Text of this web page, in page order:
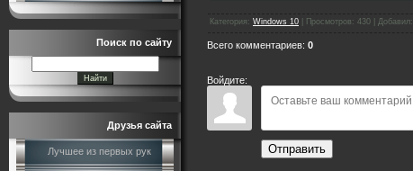
Поиск по сайту
Друзья сайта
Лучшее из первых рук
Категория : Windows 10 Просмотров : 430 Добавил:
Всего комментариев: 0
Войдите:
Отправить